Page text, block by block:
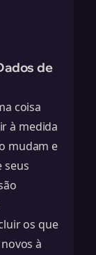
de
coisa
à medida
mudam e
seus
os que
à